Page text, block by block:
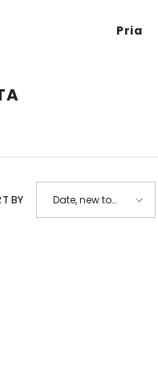
Pria
BY
Date, new to